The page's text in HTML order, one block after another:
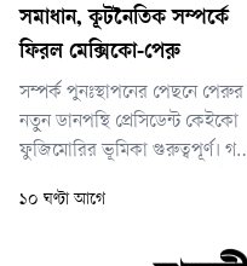
সমাধান, কূটনৈতিক সম্পর্কে
ফিরল মেক্সিকো-পেরু
সম্পর্ক পুনঃস্থাপনের পেছনে পেরুর
নতুন ডানপন্থি প্রেসিডেন্ট কেইকো
ফুজিমোরির ভূমিকা গুরুত্বপূর্ণ। গত
তিনি মেক্সিকোর সঙ্গে সম্পর্ক
১০ ঘণ্টা আগে